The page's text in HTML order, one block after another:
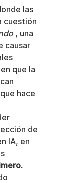
las
cuestión
, una
causar
que la
hace
de
IA, en